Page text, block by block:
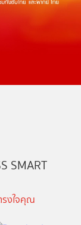
SMART
รงใจคุณ